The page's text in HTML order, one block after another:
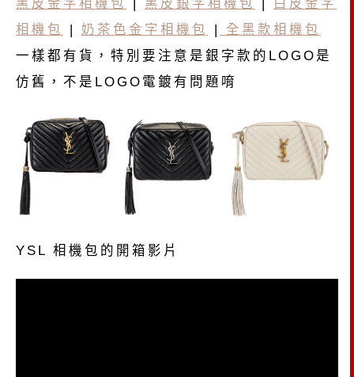
相機包
| 奶茶色金字相機包 |
全黑款相機包
一樣都有貨，特別要注意是銀字款的LOGO是
仿舊，不是LOGO電鍍有問題唷
YSL 相機包的開箱影片